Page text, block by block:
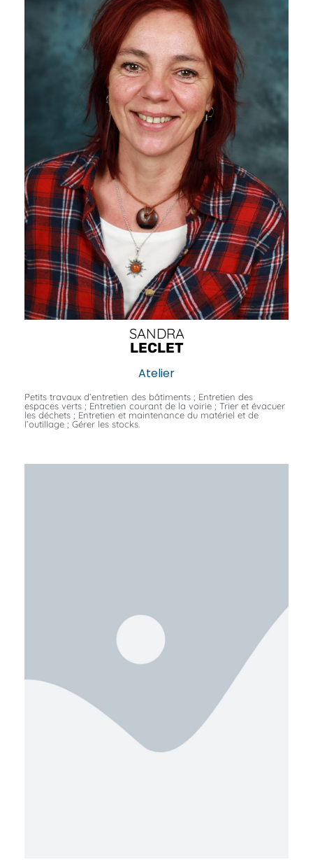
SANDRA
LECLET
Atelier
Petits travaux d’entretien des bâtiments ; Entretien des
espaces verts ; Entretien courant de la voirie ; Trier et évacuer
les déchets ; Entretien et maintenance du matériel et de
l’outillage ; Gérer les stocks.